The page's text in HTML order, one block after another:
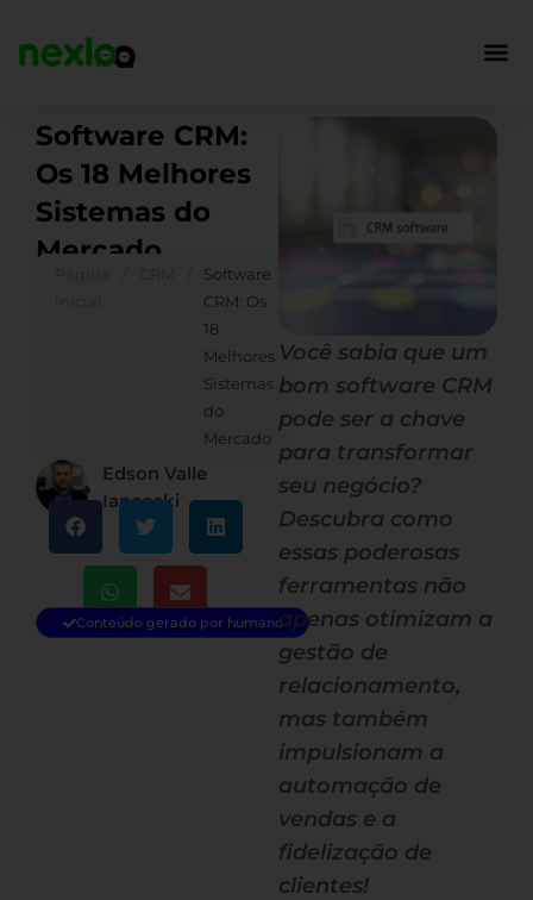
para
Software CRM:
Os 18 Melhores
Sistemas do
Mercado
Software
CRM: Os
18
Melhores
Sistemas
do
Mercado
Edson Valle
Iancoski
Conteúdo gerado por humano
Você sabia que um
bom software CRM
pode ser a chave
para transformar
seu negócio?
Descubra como
essas poderosas
ferramentas não
apenas otimizam a
gestão de
relacionamento,
mas também
impulsionam a
automação de
vendas e a
fidelização de
clientes!